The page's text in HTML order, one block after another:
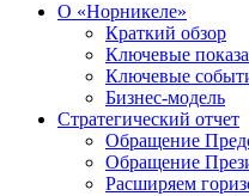
О «Норникеле»
Краткий обзор
Ключевые
Ключевые
Бизнес-модель
Стратегический отчет
Обращение
Обращение
Расширяем